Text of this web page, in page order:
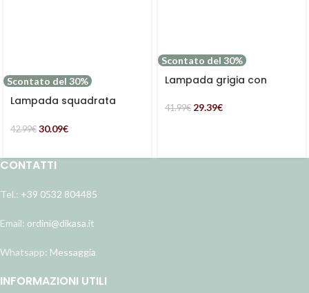
Scontato del 30%
Lampada squadrata
42.99€ 30.09€
Scontato del 30%
Lampada grigia con
41.99€ 29.39€
CONTATTI
Tel.: +39 0532 804485
Email: ordini@dikasa.it
Whatsapp: Messaggia
INFORMAZIONI UTILI